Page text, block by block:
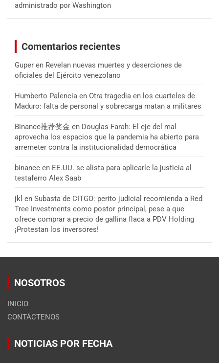
administrado por Washington
Comentarios recientes
Guper en Revelan nuevas muertes y deserciones de
oficiales del Ejército venezolano
Humberto Palencia en Otra tragedia en los cuarteles de
Maduro: falta de personal y sobrecarga matan a militares
Binance推荐奖金 en Douglas Farah: El eje del mal
aprovecha los espacios que la pandemia ha abierto para
arremeter contra la institucionalidad democrática
binance en EE.UU. se alista para aplicarle la justicia al
testaferro Alex Saab
jkl en Subasta de CITGO: perito judicial recomienda a Red
Tree Investments como postor principal, pese a que
ofrece comprar a precio de gallina flaca a PDV Holding
¡Protestan los inversores!
NOSOTROS
INICIO
CONTÁCTENOS
NOTICIAS POR FECHA